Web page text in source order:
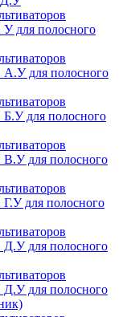
для полосного
для полосного
для полосного
для полосного
для полосного
для полосного
для полосного